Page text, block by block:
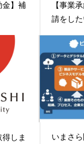
金】補
【事業
請をし
しま
いまさ